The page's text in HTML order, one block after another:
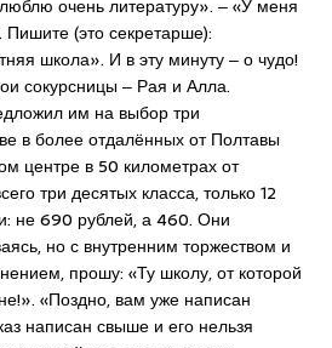
очень литературу». ‒ «У меня
(это секретарше):
школа». И в эту минуту ‒ о чудо!
сокурсницы ‒ Рая и Алла.
им на выбор три
в более отдалённых от Полтавы
центре в 50 километрах от
три десятых класса, только 12
не 690 рублей, а 460. Они
но с внутренним торжеством и
прошу: «Ту школу, от которой
«Поздно, вам уже написан
написан свыше и его нельзя